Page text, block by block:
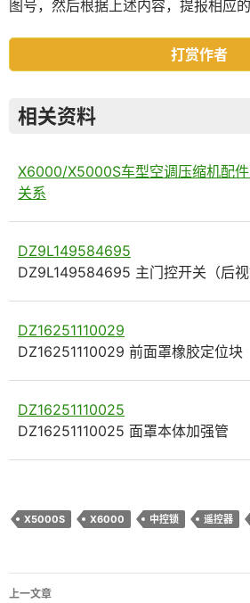
图号，然后根据上述内容，提报相应的
打赏作者
相关资料
X6000/X5000S车型空调压缩机配
关系
DZ9L149584695
DZ9L149584695 主门控开关（后视
DZ16251110029
DZ16251110029 前面罩橡胶定位块
DZ16251110025
DZ16251110025 面罩本体加强管
X5000S X6000 中控锁 遥控器
文
上一文章